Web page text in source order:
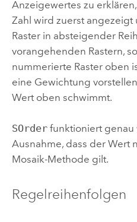
Anzeigewertes zu
Zahl wird zuerst
Raster in absteigender
vorangehenden Rastern,
nummerierte Raster oben
eine Gewichtung
Wert oben schwimmt.
SOrderfunktioniert genau
Ausnahme, dass der Wert
Mosaik-Methode gilt.
Regelreihenfolgen